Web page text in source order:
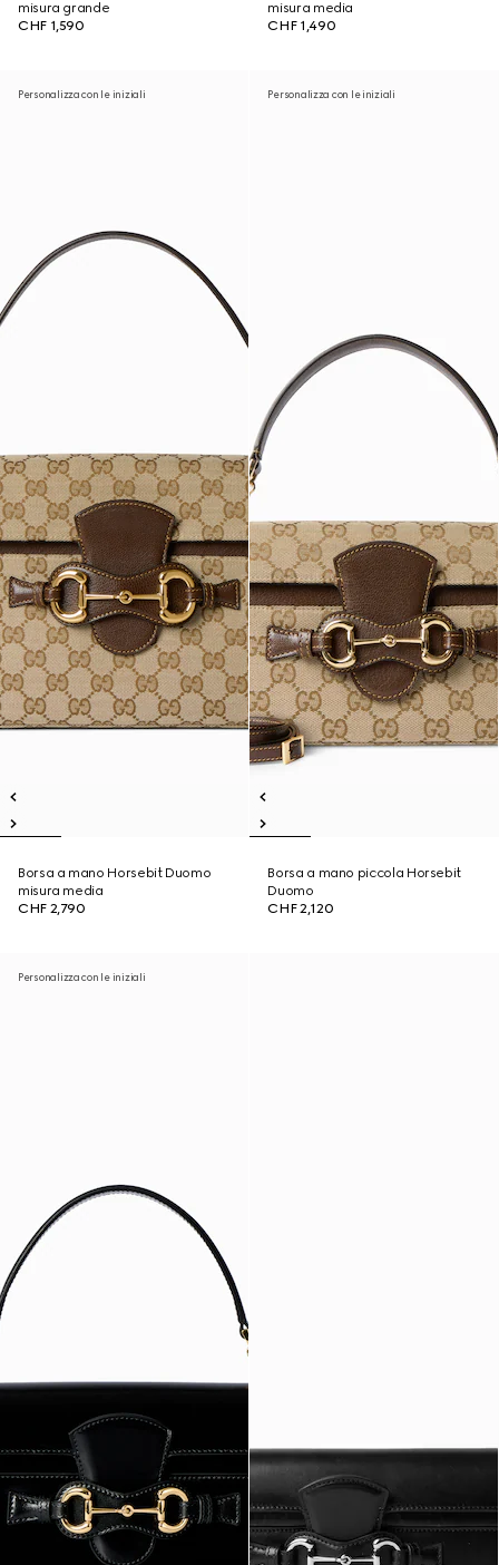
misura grande
CHF 1,590
misura media
CHF 1,490
Personalizza con le iniziali
Borsa a mano Horsebit Duomo
misura media
CHF 2,790
Personalizza con le iniziali
Borsa a mano piccola Horsebit
Duomo
CHF 2,120
Personalizza con le iniziali